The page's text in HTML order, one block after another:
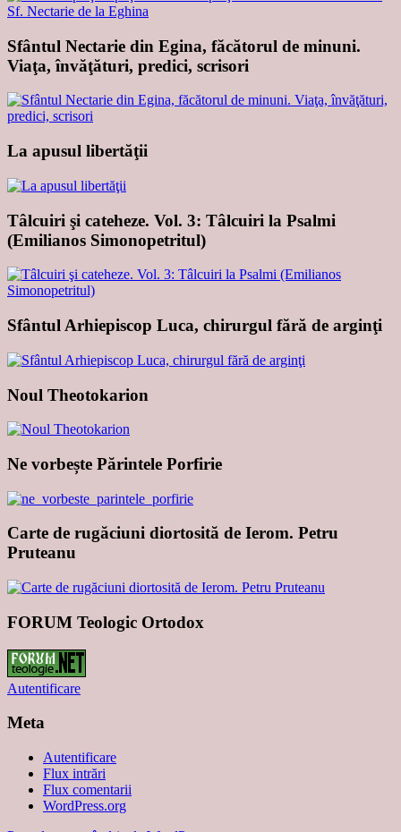
Sfântul Nectarie din Egina, făcătorul de minuni.
Viaţa, învăţături, predici, scrisori
La apusul libertăţii
Tâlcuiri şi cateheze. Vol. 3: Tâlcuiri la Psalmi
(Emilianos Simonopetritul)
Sfântul Arhiepiscop Luca, chirurgul fără de arginţi
Noul Theotokarion
Ne vorbește Părintele Porfirie
Carte de rugăciuni diortosită de Ierom. Petru
Pruteanu
FORUM Teologic Ortodox
Autentificare
Meta
Autentificare
Flux intrări
Flux comentarii
WordPress.org